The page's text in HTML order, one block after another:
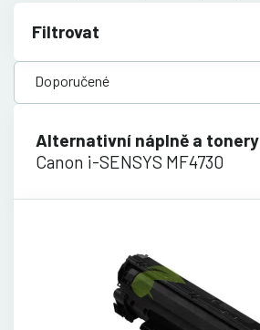
Filtrovat
Alternativní náplně a tonery
Canon i-SENSYS MF4730